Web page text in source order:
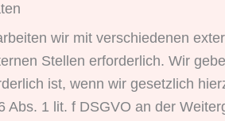
wir mit verschiedenen
Stellen erforderlich. Wir
ist, wenn wir gesetzlich
Abs. 1 lit. f DSGVO an der